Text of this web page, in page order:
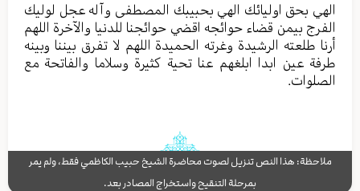
الهي بحق اوليائك الهي بحبيبك المصطفى وآله عجل لوليك
الفرج بيمن قضاء حوائجه اقضي حوائجنا للدنيا والآخرة اللهم
أرنا طلعته الرشيدة وغرته الحميدة اللهم لا تفرق بيننا وبينه
طرفة عين ابدا ابلغهم عنا تحية كثيرة وسلاما والفاتحة مع
الصلوات.
ملاحظة: هذا النص تنزيل لصوت محاضرة الشيخ حبيب الكاظمي فقط، ولم يمر
بمرحلة التنقيح واستخراج المصادر بعد.